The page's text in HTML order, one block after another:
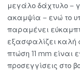
μεγάλο δάχτυλο –
ακαμψία – ενώ το
παραμένει
εξασφαλίζει καλή
πτώση 11 mm είναι
προσεγγίσεις στο